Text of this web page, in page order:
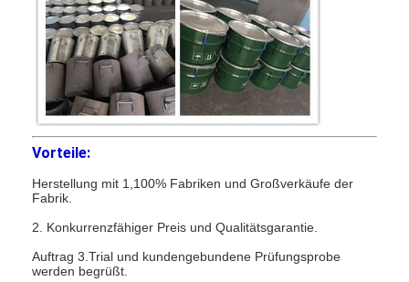
Vorteile:
Herstellung mit 1,100% Fabriken und Großverkäufe der
Fabrik.
2. Konkurrenzfähiger Preis und Qualitätsgarantie.
Auftrag 3.Trial und kundengebundene Prüfungsprobe
werden begrüßt.